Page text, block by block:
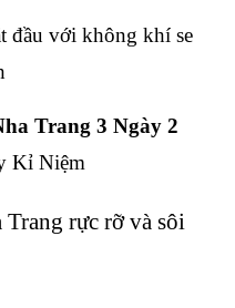
đầu với không khí se
Trang 3 Ngày 2
Kỉ Niệm
rực rỡ và sôi